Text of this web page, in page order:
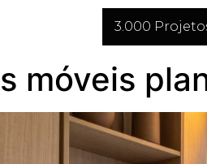
3.000
móveis